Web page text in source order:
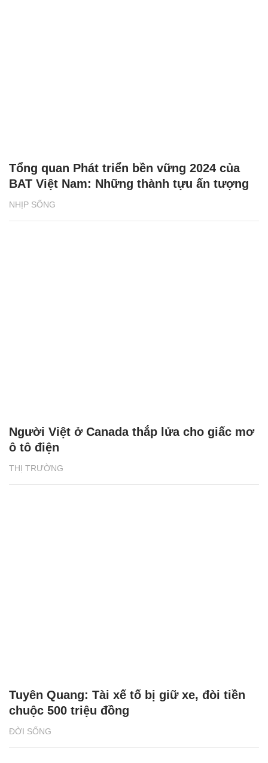
NHỊP SỐNG
Tổng quan Phát triển bền vững 2024 của
BAT Việt Nam: Những thành tựu ấn tượng
THỊ TRƯỜNG
Người Việt ở Canada thắp lửa cho giấc mơ
ô tô điện
ĐỜI SỐNG
Tuyên Quang: Tài xế tố bị giữ xe, đòi tiền
chuộc 500 triệu đồng